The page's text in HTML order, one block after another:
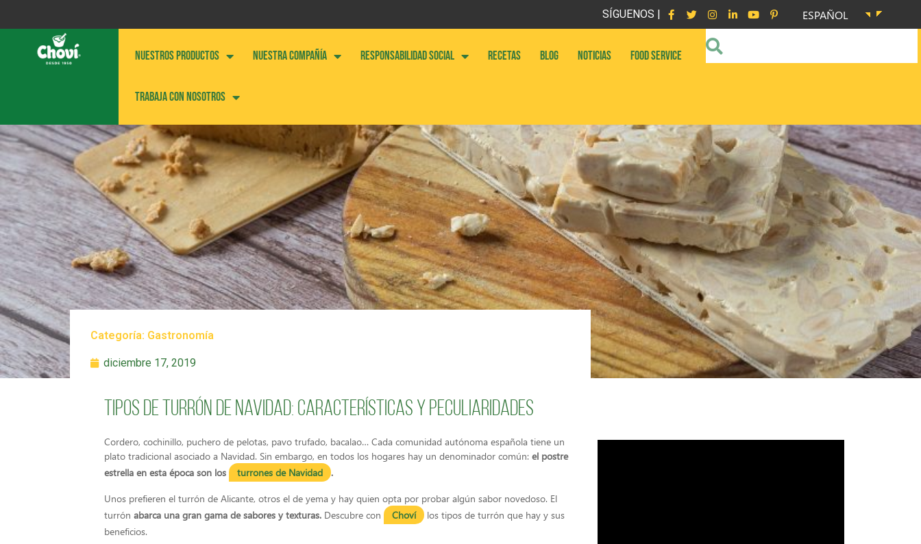
SÍGUENOS | ESPAÑOL
NUESTROS PRODUCTOS NUESTRA COMPAÑÍA RESPONSABILIDAD SOCIAL RECETAS BLOG NOTICIAS FOOD SERVICE
Trabaja con nosotros
Categoría: Gastronomía
diciembre 17, 2019
Tipos de turrón de Navidad: Características y peculiaridades
Cordero, cochinillo, puchero de pelotas, pavo trufado, bacalao… Cada comunidad autónoma española tiene un
plato tradicional asociado a Navidad. Sin embargo, en todos los hogares hay un denominador común: el postre
estrella en esta época son los
turrones de Navidad .
Unos prefieren el turrón de Alicante, otros el de yema y hay quien opta por probar algún sabor novedoso. El
turrón abarca una gran gama de sabores y texturas. Descubre con Choví
los tipos de turrón que hay y sus
beneficios.